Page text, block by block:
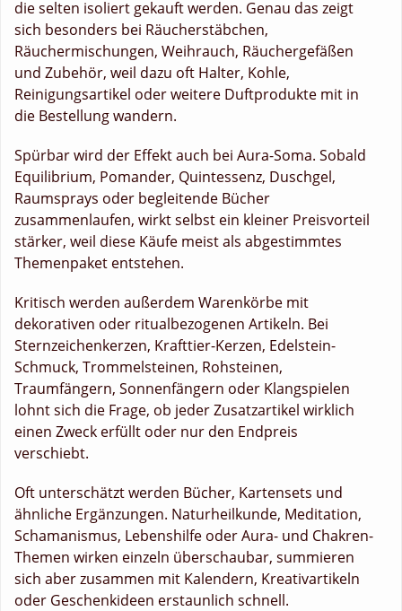
die selten isoliert gekauft werden. Genau das zeigt
sich besonders bei Räucherstäbchen,
Räuchermischungen, Weihrauch, Räuchergefäßen
und Zubehör, weil dazu oft Halter, Kohle,
Reinigungsartikel oder weitere Duftprodukte mit in
die Bestellung wandern.
Spürbar wird der Effekt auch bei Aura-Soma. Sobald
Equilibrium, Pomander, Quintessenz, Duschgel,
Raumsprays oder begleitende Bücher
zusammenlaufen, wirkt selbst ein kleiner Preisvorteil
stärker, weil diese Käufe meist als abgestimmtes
Themenpaket entstehen.
Kritisch werden außerdem Warenkörbe mit
dekorativen oder ritualbezogenen Artikeln. Bei
Sternzeichenkerzen, Krafttier-Kerzen, Edelstein-
Schmuck, Trommelsteinen, Rohsteinen,
Traumfängern, Sonnenfängern oder Klangspielen
lohnt sich die Frage, ob jeder Zusatzartikel wirklich
einen Zweck erfüllt oder nur den Endpreis
verschiebt.
Oft unterschätzt werden Bücher, Kartensets und
ähnliche Ergänzungen. Naturheilkunde, Meditation,
Schamanismus, Lebenshilfe oder Aura- und Chakren-
Themen wirken einzeln überschaubar, summieren
sich aber zusammen mit Kalendern, Kreativartikeln
oder Geschenkideen erstaunlich schnell.